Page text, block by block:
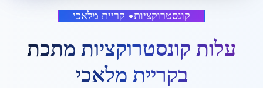
קונסטרוקציות• קריית מלאכי
עלות קונסטרוקציות מתכת
בקריית מלאכי